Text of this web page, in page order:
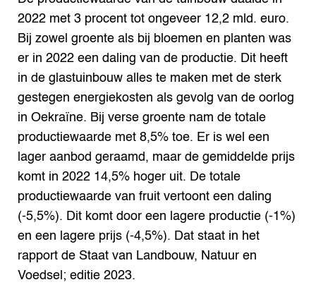
2022 met 3 procent tot ongeveer 12,2 mld. euro.
Bij zowel groente als bij bloemen en planten was
er in 2022 een daling van de productie. Dit heeft
in de glastuinbouw alles te maken met de sterk
gestegen energiekosten als gevolg van de oorlog
in Oekraïne. Bij verse groente nam de totale
productiewaarde met 8,5% toe. Er is wel een
lager aanbod geraamd, maar de gemiddelde prijs
komt in 2022 14,5% hoger uit. De totale
productiewaarde van fruit vertoont een daling
(-5,5%). Dit komt door een lagere productie (-1%)
en een lagere prijs (-4,5%). Dat staat in het
rapport de Staat van Landbouw, Natuur en
Voedsel; editie 2023.